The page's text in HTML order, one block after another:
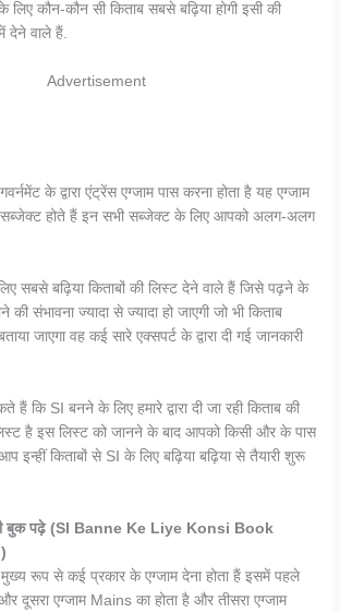
कौन-कौन सी किताब सबसे बढ़िया होगी इसी की
देने वाले हैं.
Advertisement
के द्वारा एंट्रेंस एग्जाम पास करना होता है यह एग्जाम
होते हैं इन सभी सब्जेक्ट के लिए आपको अलग-अलग
सबसे बढ़िया किताबों की लिस्ट देने वाले हैं जिसे पढ़ने के
संभावना ज्यादा से ज्यादा हो जाएगी जो भी किताब
जाएगा वह कई सारे एक्सपर्ट के द्वारा दी गई जानकारी
कि SI बनने के लिए हमारे द्वारा दी जा रही किताब की
है इस लिस्ट को जानने के बाद आपको किसी और के पास
इन्हीं किताबों से SI के लिए बढ़िया बढ़िया से तैयारी शुरू
बुक पढ़े (SI Banne Ke Liye Konsi Book
रूप से कई प्रकार के एग्जाम देना होता हैं इसमें पहले
और दूसरा एग्जाम Mains का होता है और तीसरा एग्जाम